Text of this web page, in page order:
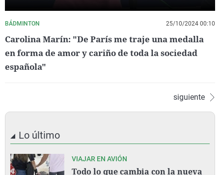
BÁDMINTON 25/10/2024 00:10
Carolina Marín: "De París me traje una medalla
en forma de amor y cariño de toda la sociedad
española"
siguiente
Lo último
VIAJAR EN AVIÓN
Todo lo que cambia con la nueva